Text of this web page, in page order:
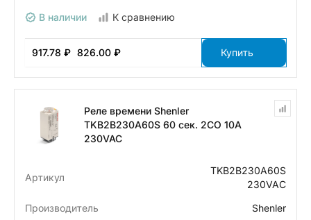
В наличии К сравнению
917.78 ₽ 826.00 ₽ Купить
Реле времени Shenler
TKB2B230A60S 60 сек. 2СО 10A
230VAC
Артикул
TKB2B230A60S
230VAC
Производитель
Shenler